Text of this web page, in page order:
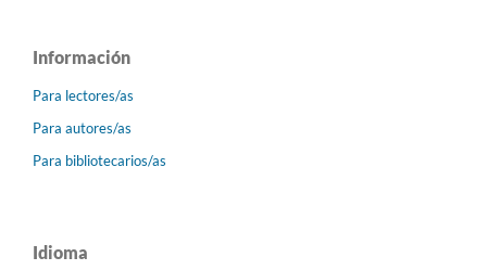
Información
Para lectores/as
Para autores/as
Para bibliotecarios/as
Idioma